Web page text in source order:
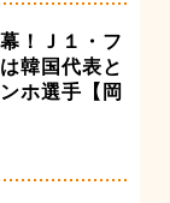
！Ｊ１・フ
韓国代表と
ホ選手【岡